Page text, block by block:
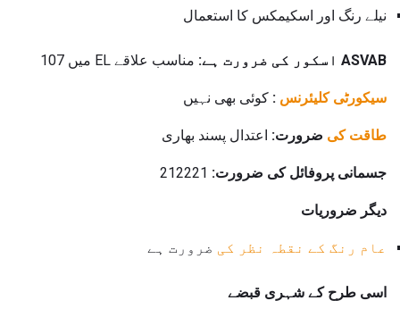
نیلے رنگ اور اسکیمکس کا استعمال
ASVAB اسکور کی ضرورت ہے: مناسب علاقے EL میں 107
سیکورٹی کلیئرنس : کوئی بھی نہیں
طاقت کی ضرورت: اعتدال پسند بھاری
جسمانی پروفائل کی ضرورت:
دیگر ضروریات
عام رنگ کے نقطہ نظر کی ضرورت ہے
اسی طرح کے شہری قبضے